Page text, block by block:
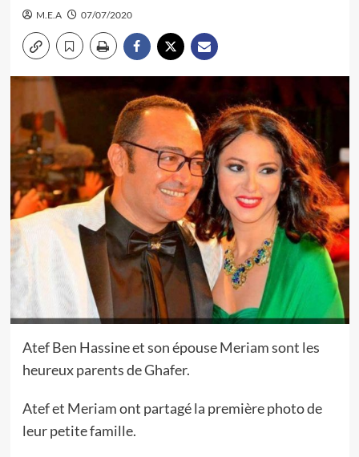
M.E.A 07/07/2020
Atef Ben Hassine et son épouse Meriam sont les
heureux parents de Ghafer.
Atef et Meriam ont partagé la première photo de
leur petite famille.